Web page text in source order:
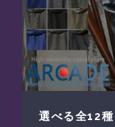
選べる全12